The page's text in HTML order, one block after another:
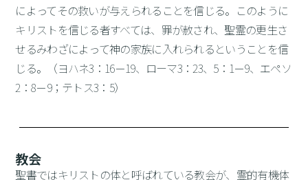
によってその救いが与えられることを信じる。このように
キリストを信じる者すべては、罪が赦され、聖霊の更生さ
せるみわざによって神の家族に入れられるということを信
じる。（ヨハネ3：16－19、ローマ3：23、5：1－9、エペソ
2：8－9；テトス3：5）
教会
聖書ではキリストの体と呼ばれている教会が、霊的有機体